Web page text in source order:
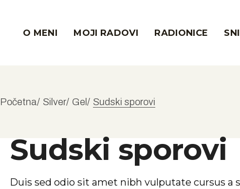
O MENI MOJI RADOVI RADIONICE
Trening Uma –
Trening Uma –
Početna Silver Gel Sudski sporovi
Sudski sporovi
Duis sed odio sit amet nibh vulputate cursus